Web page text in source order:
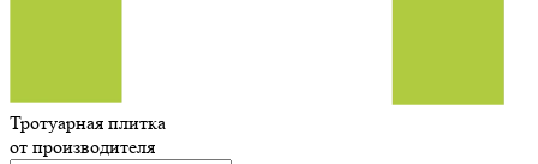
Тротуарная плитка
от производителя